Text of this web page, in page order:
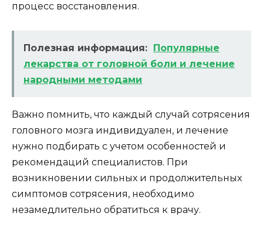
процесс восстановления.
Полезная информация: Популярные
лекарства от головной боли и лечение
народными методами
Важно помнить, что каждый случай сотрясения
головного мозга индивидуален, и лечение
нужно подбирать с учетом особенностей и
рекомендаций специалистов. При
возникновении сильных и продолжительных
симптомов сотрясения, необходимо
незамедлительно обратиться к врачу.